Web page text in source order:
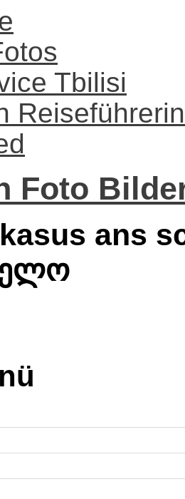
Tbilisi
Reiseführerin
Foto
ans